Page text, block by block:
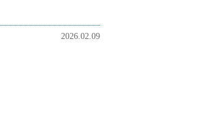
2026.02.09